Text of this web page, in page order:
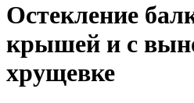
Остекление
крышей и с
хрущевке